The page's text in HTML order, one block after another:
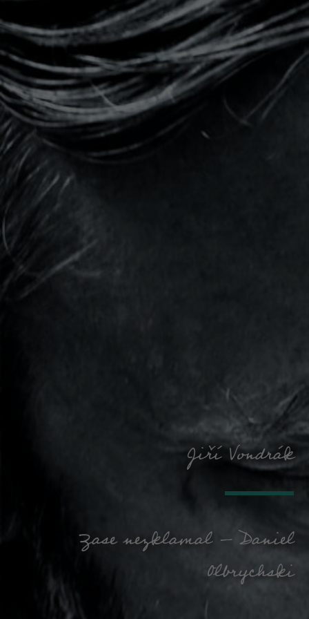
Jiří Vondrák
Zase nezklamal – Daniel
Olbrychski